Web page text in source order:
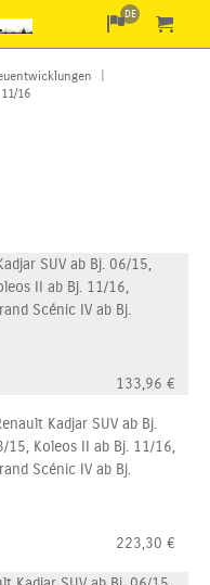
DE
16
SUV ab Bj. 06/15,
II ab Bj. 11/16,
Scénic IV ab Bj.
133,96 €
Kadjar SUV ab Bj.
15, Koleos II ab Bj. 11/16,
Scénic IV ab Bj.
223,30 €